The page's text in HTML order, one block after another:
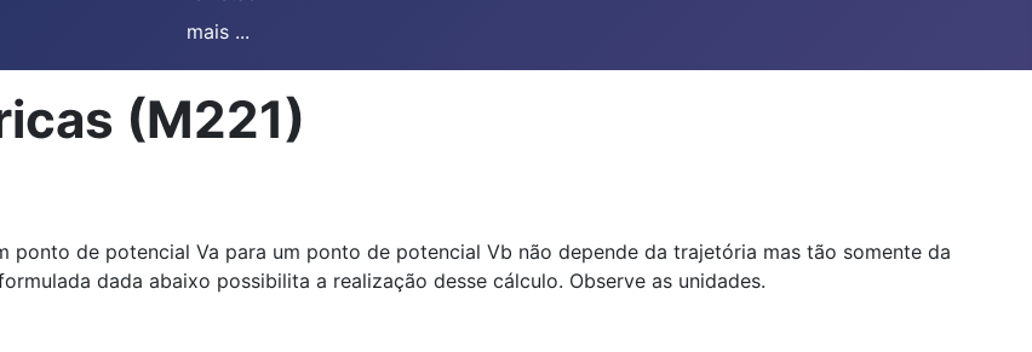
mais ...
(M221)
ponto de potencial Va para um ponto de potencial Vb não depende da trajetória mas tão somente da
dada abaixo possibilita a realização desse cálculo. Observe as unidades.